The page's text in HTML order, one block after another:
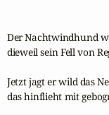
Der Nachtwindhund
dieweil sein Fell von
Jetzt jagt er wild das
das hinflieht mit